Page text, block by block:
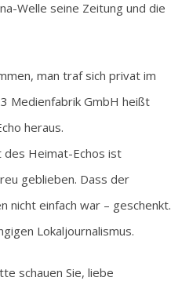
Welle seine Zeitung und die
man traf sich privat im
Medienfabrik GmbH heißt
heraus.
des Heimat-Echos ist
geblieben. Dass der
nicht einfach war – geschenkt.
Lokaljournalismus.
schauen Sie, liebe